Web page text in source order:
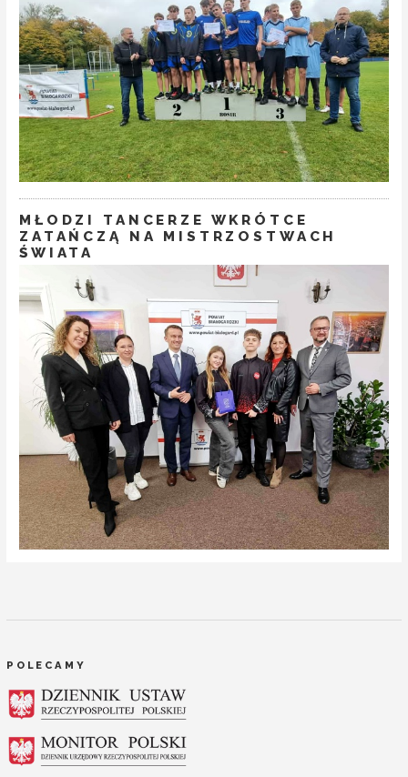
MŁODZI TANCERZE WKRÓTCE
ZATAŃCZĄ NA MISTRZOSTWACH
ŚWIATA
POLECAMY